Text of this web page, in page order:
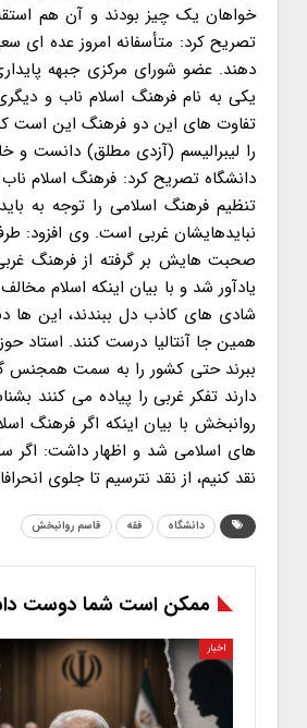
خواهان یک چیز بودند و آن هم
تصریح کرد: متأسفانه امروز عده
دهند. عضو شورای مرکزی جبهه
یکی به نام فرهنگ اسلام ناب و
تفاوت های این دو فرهنگ این است
را لیبرالیسم (آزدی مطلق) دانست و
دانشگاه تصریح کرد: فرهنگ اسلام
تنظیم فرهنگ اسلامی را توجه به
نبایدهایشان غربی است. وی افزود:
صحبت هایش بر گرفته از فرهنگ
یادآور شد و با بیان اینکه اسلام
شادی های کاذب دل ببندند، این ها
همین جا آنتالیا درست کنند. استاد
ببرند حتی کشور را به سمت همجنس
روانبخش با بیان اینکه اگر فرهنگ
های اسلامی شد و اظهار داشت: اگر
نقد کنیم، از نقد نترسیم تا جلوی
دانشگاه فقه قاسم روانبخش
ممکن است شما دوست
اخبار